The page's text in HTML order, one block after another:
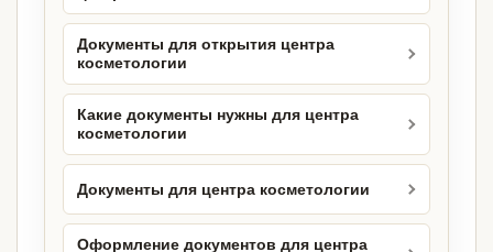
Документы для открытия центра
косметологии
Какие документы нужны для центра
косметологии
Документы для центра косметологии
Оформление документов для центра